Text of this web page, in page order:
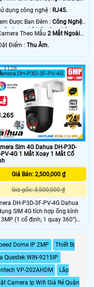
⚙ Sử dụng công nghệ : RJ45.
⭐ Xem Được Ban Đêm :Công Nghệ
Dụng Có Màu Ban Ðêm.
Camera Theo Mẫu2 Mắt Ngoài
️ლ Đặt Điểm :Thu Âm.
Sim 4G Dahua DH-P3D-
1 Mắt Xoay 1 Mắt Cố
Giá Bán: 2,500,000 ₫
Giá gốc: 3,500,000 ₫
DH-P3D-3F-PV-4G Dahua
SIM 4G tích hợp ống kính
3MP (1 cố định, 1 quay 360°)
góc nhìn toàn diện. Hỗ trợ phát
và còi hú, đảm bảo an ninh tối
còn có tính năng đàm
hai chiều, giúp giám sát và
tác từ xa hiệu quả.
1128
Dome IP 2MP
Thiết Bị
Questek WIN-9215IP
VP-202AHDM
Lắp
Camera Ip Wifi Giá Rẻ Quận